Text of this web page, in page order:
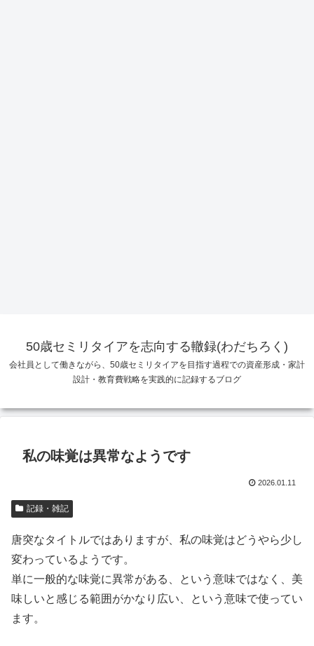
50歳セミリタイアを志向する轍録(わだちろく)
会社員として働きながら、50歳セミリタイアを目指す過程での資産形成・家計
設計・教育費戦略を実践的に記録するブログ
私の味覚は異常なようです
2026.01.11
記録・雑記
唐突なタイトルではありますが、私の味覚はどうやら少し
変わっているようです。
単に一般的な味覚に異常がある、という意味ではなく、美
味しいと感じる範囲がかなり広い、という意味で使ってい
ます。